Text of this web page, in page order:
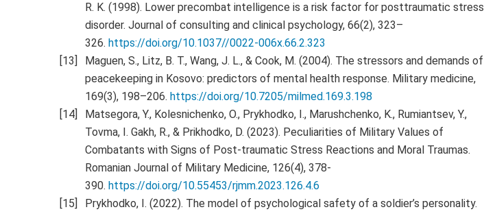
R. K. (1998). Lower precombat intelligence is a risk factor for posttraumatic stress
disorder. Journal of consulting and clinical psychology, 66(2), 323–
326. https://doi.org/10.1037//0022-006x.66.2.323
Maguen, S., Litz, B. T., Wang, J. L., & Cook, M. (2004). The stressors and demands of
peacekeeping in Kosovo: predictors of mental health response. Military medicine,
169(3), 198–206. https://doi.org/10.7205/milmed.169.3.198
Matsegora, Y., Kolesnichenko, O., Prykhodko, I., Marushchenko, K., Rumiantsev, Y.,
Tovma, I. Gakh, R., & Prikhodko, D. (2023). Peculiarities of Military Values of
Combatants with Signs of Post-traumatic Stress Reactions and Moral Traumas.
Romanian Journal of Military Medicine, 126(4), 378-
390. https://doi.org/10.55453/rjmm.2023.126.4.6
Prykhodko, I. (2022). The model of psychological safety of a soldier’s personality.